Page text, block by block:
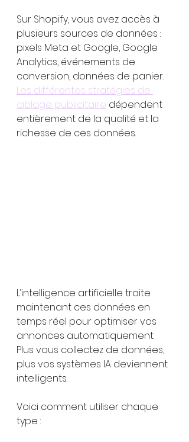
Sur Shopify, vous avez accès à
plusieurs sources de données :
pixels Meta et Google, Google
Analytics, événements de
conversion, données de panier.
Les différentes stratégies de
ciblage publicitaire dépendent
entièrement de la qualité et la
richesse de ces données.
L’intelligence artificielle traite
maintenant ces données en
temps réel pour optimiser vos
annonces automatiquement.
Plus vous collectez de données,
plus vos systèmes IA deviennent
intelligents.
Voici comment utiliser chaque
type :